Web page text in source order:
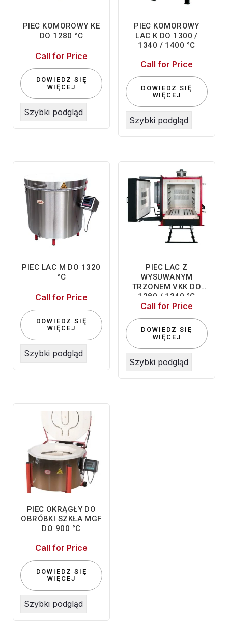
PIEC KOMOROWY KE
DO 1280 °C
Call for Price
DOWIEDZ SIĘ
WIĘCEJ
Szybki podgląd
PIEC KOMOROWY
LAC K DO 1300 /
1340 / 1400 °C
Call for Price
DOWIEDZ SIĘ
WIĘCEJ
Szybki podgląd
PIEC LAC M DO 1320
°C
Call for Price
DOWIEDZ SIĘ
WIĘCEJ
Szybki podgląd
PIEC LAC Z
WYSUWANYM
TRZONEM VKK DO
1280 / 1340 °C
Call for Price
DOWIEDZ SIĘ
WIĘCEJ
Szybki podgląd
PIEC OKRĄGŁY DO
OBRÓBKI SZKŁA MGF
DO 900 °C
Call for Price
DOWIEDZ SIĘ
WIĘCEJ
Szybki podgląd